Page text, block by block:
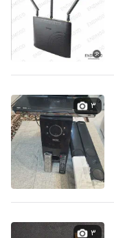
۳
۳